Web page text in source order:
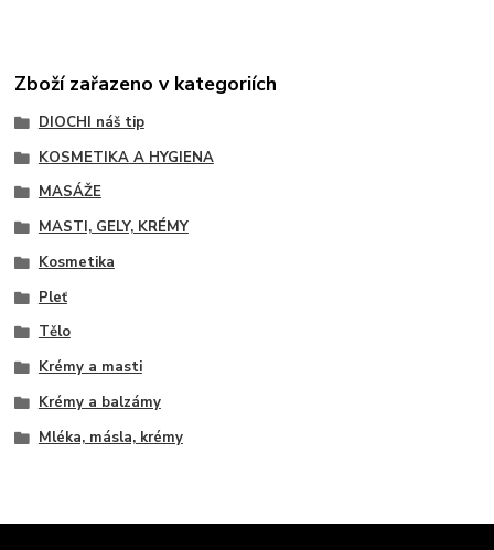
Zboží zařazeno v kategoriích
DIOCHI náš tip
KOSMETIKA A HYGIENA
MASÁŽE
MASTI, GELY, KRÉMY
Kosmetika
Pleť
Tělo
Krémy a masti
Krémy a balzámy
Mléka, másla, krémy